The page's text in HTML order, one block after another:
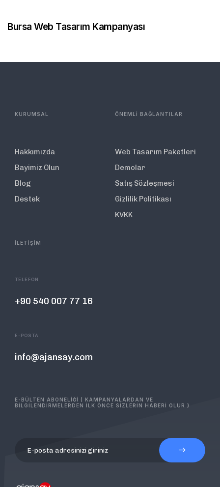
Bursa Web Tasarım Kampanyası
KURUMSAL
Hakkımızda
Bayimiz Olun
Blog
Destek
ÖNEMLİ BAĞLANTILAR
Web Tasarım Paketleri
Demolar
Satış Sözleşmesi
Gizlilik Politikası
KVKK
İLETİŞİM
TELEFON
+90 540 007 77 16
E-POSTA
info@ajansay.com
E-BÜLTEN ABONELİĞİ ( KAMPANYALARDAN VE
BİLGİLENDİRMELERDEN İLK ÖNCE SİZLERİN HABERİ OLUR )